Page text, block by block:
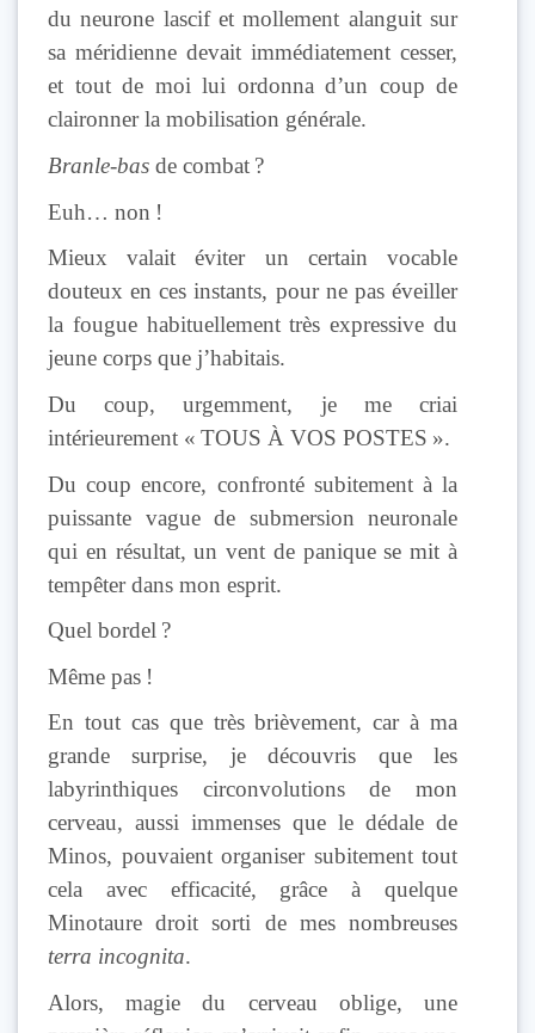
du neurone lascif et mollement alanguit sur
sa méridienne devait immédiatement cesser,
et tout de moi lui ordonna d’un coup de
claironner la mobilisation générale.
Branle-bas de combat ?
Euh… non !
Mieux valait éviter un certain vocable
douteux en ces instants, pour ne pas éveiller
la fougue habituellement très expressive du
jeune corps que j’habitais.
Du coup, urgemment, je me criai
intérieurement « TOUS À VOS POSTES ».
Du coup encore, confronté subitement à la
puissante vague de submersion neuronale
qui en résultat, un vent de panique se mit à
tempêter dans mon esprit.
Quel bordel ?
Même pas !
En tout cas que très brièvement, car à ma
grande surprise, je découvris que les
labyrinthiques circonvolutions de mon
cerveau, aussi immenses que le dédale de
Minos, pouvaient organiser subitement tout
cela avec efficacité, grâce à quelque
Minotaure droit sorti de mes nombreuses
terra incognita.
Alors, magie du cerveau oblige, une